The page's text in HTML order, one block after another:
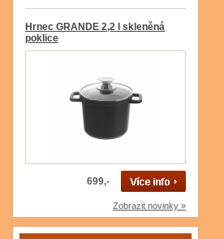
Hrnec GRANDE 2,2 l skleněná
poklice
699,-
Zobrazit novinky »